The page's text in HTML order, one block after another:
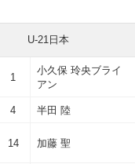
U-21日本
1
小久保 玲央ブライ
アン
4 半田 陸
14 加藤 聖